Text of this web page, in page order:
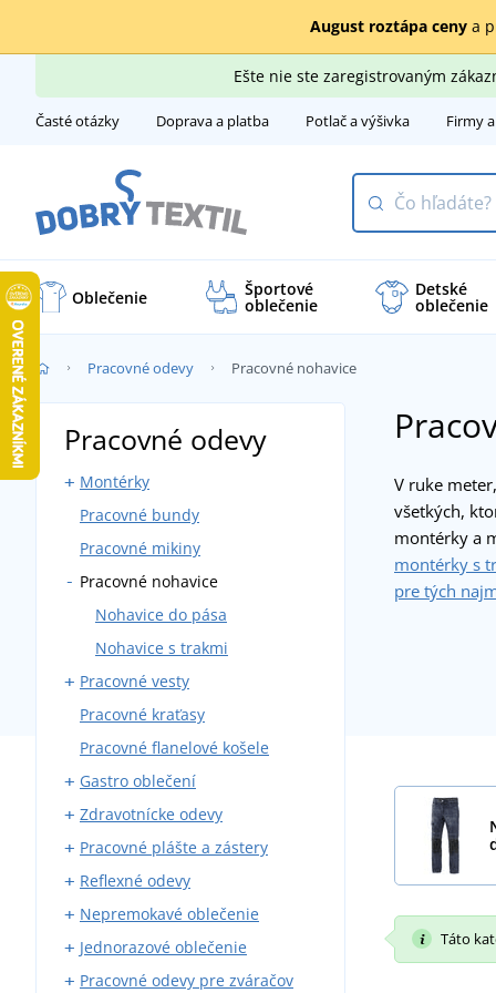
August roztápa cenya
Ešte nie ste zaregistrovaným
Časté otázky Doprava a platba Potlač a výšivka Firmy
Oblečenie Športové
oblečenie
Detské
oblečenie
Pracovné odevy Pracovné nohavice
V ruke
všetkých,
montérky a
montérky s
pre tých
Pracovné odevy
Montérky
Montérky s trakmi
Montérky do pása
Blúzy
Montérkové komplety
Pracovné kombinézy
Zateplené montérky
Pracovné bundy
Pracovné mikiny
Pracovné nohavice
Nohavice do pása
Nohavice s trakmi
Pracovné vesty
S vreckami
Zateplené
Pracovné kraťasy
Pracovné flanelové košele
Gastro oblečení
Pracovné nohavice
Zástery
Plášte
Košele a blúzy
Kuchárske rondóny
Kuchárske čiapky
Zdravotnícke odevy
Zdravotnícke blúzy a košele
Zdravotnícke plášte
Zdravotnícke nohavice
Zdravotnícke vesty a mikiny
Pracovné plášte a zástery
Kováčske zástery
Zváračské zástery
Reflexné odevy
Reflexné vesty
Reflexné bundy
Reflexné tričká
Nepremokavé oblečenie
Pláštenky
Nepremokavé kombinézy
Jednorazové oblečenie
Jednorazové čiapky
Pracovné odevy pre zváračov
Táto